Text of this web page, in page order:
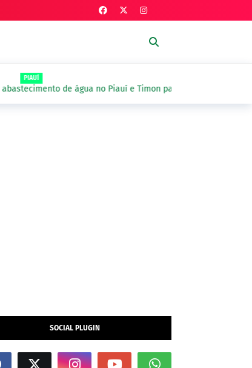
PIAUÍ
de água no Piauí e Timon para
SOCIAL PLUGIN